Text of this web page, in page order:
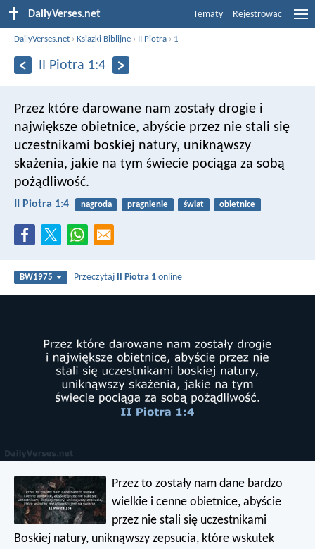
DailyVerses.net Tematy Rejestrowac
DailyVerses.net ›Ksiazki Biblijne › II Piotra › 1
II Piotra 1:4
Przez które darowane nam zostały drogie i
największe obietnice, abyście przez nie stali się
uczestnikami boskiej natury, uniknąwszy
skażenia, jakie na tym świecie pociąga za sobą
pożądliwość.
II Piotra 1:4 nagroda pragnienie świat obietnice
BW1975 Przeczytaj II Piotra 1 online
Przez to zostały nam dane bardzo
wielkie i cenne obietnice, abyście
przez nie stali się uczestnikami
Boskiej natury, uniknąwszy zepsucia, które wskutek